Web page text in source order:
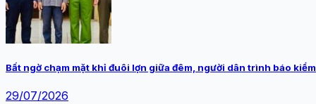
Bất ngờ chạm mặt khỉ đuôi lợn giữa đêm, người dân trình báo
29/07/2026